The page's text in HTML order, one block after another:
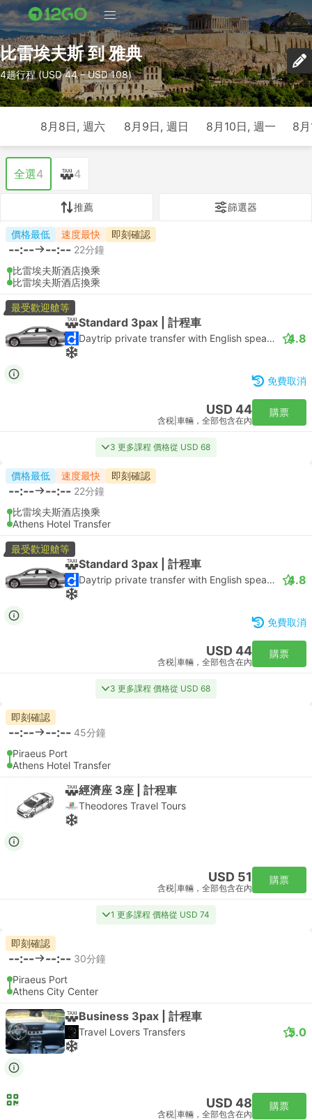
比雷埃夫斯 到 雅典
4趟行程 (USD 44 – USD 108)
8月8日, 週六 8月9日, 週日 8月10日, 週一 8
全選4 4
推薦 篩選器
價格最低 速度最快 即刻確認
--:-- --:-- 22分鐘
比雷埃夫斯酒店換乘
比雷埃夫斯酒店換乘
最受歡迎艙等
Standard 3pax | 計程車
Daytrip private transfer with English speaking driver 4.8
免費取消
USD 44
含税 車輛，全部包含在內
購票
3 更多課程 價格從 USD 68
價格最低 速度最快 即刻確認
--:-- --:-- 22分鐘
比雷埃夫斯酒店換乘
Athens Hotel Transfer
最受歡迎艙等
Standard 3pax | 計程車
Daytrip private transfer with English speaking driver 4.8
免費取消
USD 44
含税 車輛，全部包含在內
購票
3 更多課程 價格從 USD 68
即刻確認
--:-- --:-- 45分鐘
Piraeus Port
Athens Hotel Transfer
經濟座 3座 | 計程車
Theodores Travel Tours
USD 51
含税 車輛，全部包含在內
購票
1 更多課程 價格從 USD 74
即刻確認
--:-- --:-- 30分鐘
Piraeus Port
Athens City Center
Business 3pax | 計程車
Travel Lovers Transfers 5.0
USD 48
含税 車輛，全部包含在內
購票